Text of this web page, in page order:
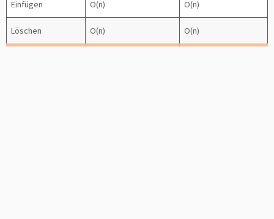
Einfügen O(n) O(n)
Löschen O(n) O(n)